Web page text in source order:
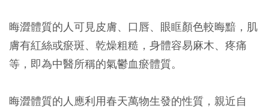
晦澀體質的人可見皮膚、口唇、眼眶顏色較晦黯，肌
膚有紅絲或瘀斑、乾燥粗糙，身體容易麻木、疼痛
等，即為中醫所稱的氣鬱血瘀體質。
晦澀體質的人應利用春天萬物生發的性質，親近自